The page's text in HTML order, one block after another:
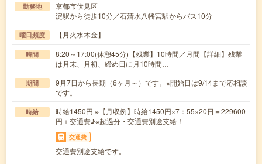
勤務地
京都市伏見区
淀駅から徒歩10分／石清水八幡宮駅からバス10分
曜日頻度 【月火水木金】
時間
8:20～17:00(休憩45分)【残業】10時間／月間【詳細】残業
は月末、月初、締め日に月10時間…
期間
9月7日から長期（6ヶ月～）です。※開始日は9/14まで応相談
です。
時給
時給1450円 ※【月収例】時給1450円×7：55×20日＝229600
円＋交通費♪※超過分・交通費別途支給！
交通費
交通費別途支給です。